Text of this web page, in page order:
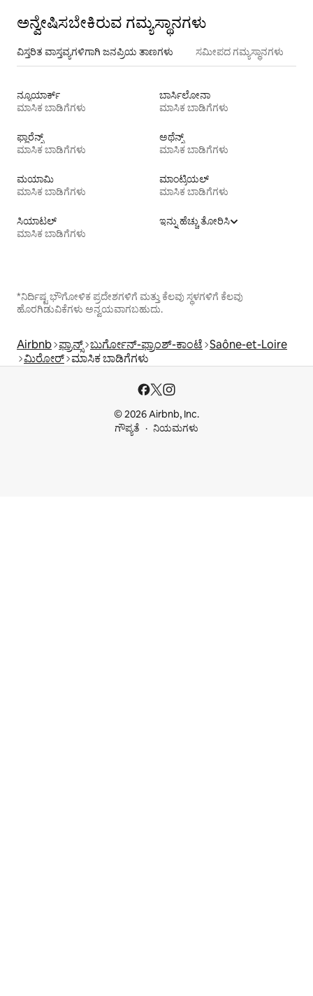
ಅನ್ವೇಷಿಸಬೇಕಿರುವ ಗಮ್ಯಸ್ಥಾನಗಳು
ವಿಸ್ತರಿತ ವಾಸ್ತವ್ಯಗಳಿಗಾಗಿ ಜನಪ್ರಿಯ ತಾಣಗಳು ಸಮೀಪದ ಗಮ್ಯಸ್ಥಾನಗಳು
ನ್ಯೂಯಾರ್ಕ್
ಮಾಸಿಕ ಬಾಡಿಗೆಗಳು
ಬಾರ್ಸಿಲೋನಾ
ಮಾಸಿಕ ಬಾಡಿಗೆಗಳು
ಫ್ಲಾರೆನ್ಸ್
ಮಾಸಿಕ ಬಾಡಿಗೆಗಳು
ಅಥೆನ್ಸ್
ಮಾಸಿಕ ಬಾಡಿಗೆಗಳು
ಮಯಾಮಿ
ಮಾಸಿಕ ಬಾಡಿಗೆಗಳು
ಮಾಂಟ್ರಿಯಲ್
ಮಾಸಿಕ ಬಾಡಿಗೆಗಳು
ಸಿಯಾಟಲ್
ಮಾಸಿಕ ಬಾಡಿಗೆಗಳು
ಇನ್ನು ಹೆಚ್ಚು ತೋರಿಸಿ
*ನಿರ್ದಿಷ್ಟ ಭೌಗೋಳಿಕ ಪ್ರದೇಶಗಳಿಗೆ ಮತ್ತು ಕೆಲವು ಸ್ಥಳಗಳಿಗೆ ಕೆಲವು
ಹೊರಗಿಡುವಿಕೆಗಳು ಅನ್ವಯವಾಗಬಹುದು.
Airbnb ಫ್ರಾನ್ಸ್ ಬುರ್ಗೋನ್-ಫ್ರಾಂಶ್-ಕಾಂಟೆ Saône-et-Loire
ಮಿರೋರ್ ಮಾಸಿಕ ಬಾಡಿಗೆಗಳು
© 2026 Airbnb, Inc.
ಗೌಪ್ಯತೆ
ನಿಯಮಗಳು